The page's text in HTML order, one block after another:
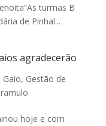
turmas B
de Pinhal...
agradecerão
Gaio, Gestão de
hoje e com